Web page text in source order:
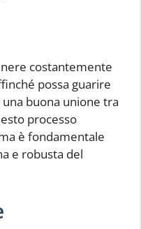
costantemente
possa guarire
buona unione tra
processo
è fondamentale
e robusta del